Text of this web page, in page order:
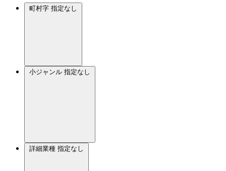
町村字 指定なし
小ジャンル 指定なし
詳細業種 指定なし